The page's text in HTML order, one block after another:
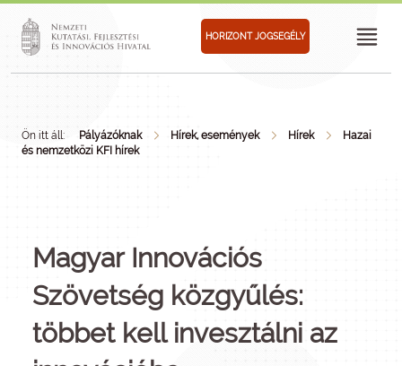
HORIZONT JOGSEGÉLY
Ön itt áll: Pályázóknak Hírek, események Hírek
Hazai
és nemzetközi KFI hírek
Magyar Innovációs
Szövetség közgyűlés:
többet kell invesztálni az